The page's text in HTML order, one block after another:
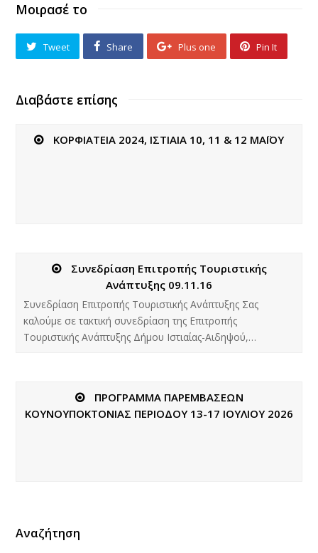
Μοιρασέ το
Tweet Share Plus one Pin It
Διαβάστε επίσης
ΚΟΡΦΙΑΤΕΙΑ 2024, ΙΣΤΙΑΙΑ 10, 11 & 12 ΜΑΪΟΥ
Συνεδρίαση Επιτροπής Τουριστικής
Ανάπτυξης 09.11.16
Συνεδρίαση Επιτροπής Τουριστικής Ανάπτυξης Σας
καλούμε σε τακτική συνεδρίαση της Επιτροπής
Τουριστικής Ανάπτυξης Δήμου Ιστιαίας-Αιδηψού,…
ΠΡΟΓΡΑΜΜΑ ΠΑΡΕΜΒΑΣΕΩΝ
ΚΟΥΝΟΥΠΟΚΤΟΝΙΑΣ ΠΕΡΙΟΔΟΥ 13-17 ΙΟΥΛΙΟΥ 2026
Αναζήτηση